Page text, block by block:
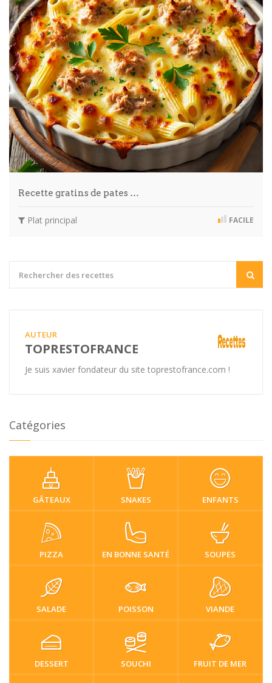
Recette gratins de pates …
Plat principal FACILE
AUTEUR
TOPRESTOFRANCE
Je suis xavier fondateur du site toprestofrance.com !
Catégories
GÂTEAUX SNAKES ENFANTS
PIZZA EN BONNE SANTÉ SOUPES
SALADE POISSON VIANDE
DESSERT SOUCHI FRUIT DE MER